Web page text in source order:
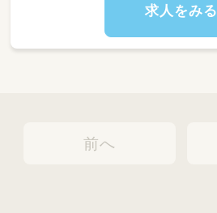
求人をみる
前へ